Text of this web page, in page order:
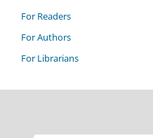
For Readers
For Authors
For Librarians